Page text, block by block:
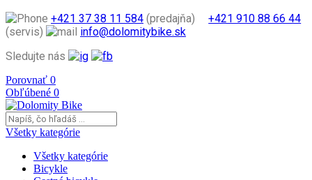
+421 37 38 11 584 (predajňa)
+421 910 88 66 44
(servis)
info@dolomitybike.sk
Sledujte nás
Porovnať 0
Obľúbené 0
Všetky kategórie
Všetky kategórie
Bicykle